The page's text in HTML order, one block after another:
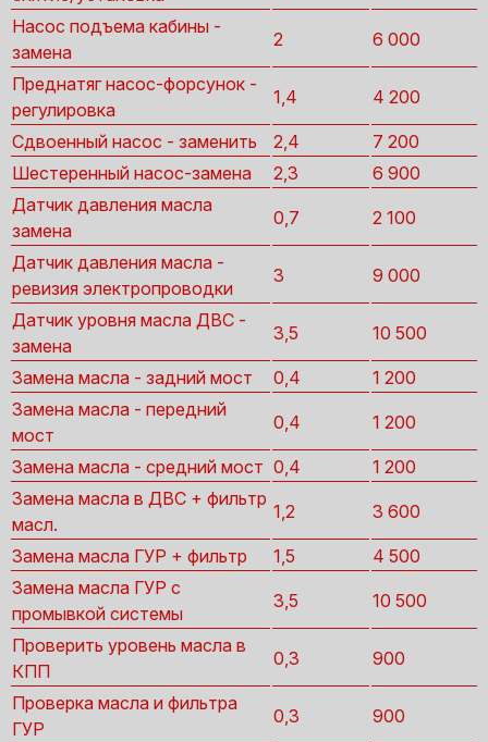
Насос подъема кабины -
замена
2 6 000
Преднатяг насос-форсунок -
регулировка
1,4 4 200
Сдвоенный насос - заменить 2,4
7 200
Шестеренный насос-замена
2,3
6 900
Датчик давления масла
замена
0,7 2 100
Датчик давления масла -
ревизия электропроводки
3 9 000
Датчик уровня масла ДВС -
замена
3,5 10 500
Замена масла - задний мост 0,4
1 200
Замена масла - передний
мост
0,4 1 200
Замена масла - средний мост 0,4
1 200
Замена масла в ДВС + фильтр
масл.
1,2 3 600
Замена масла ГУР + фильтр 1,5
4 500
Замена масла ГУР с
промывкой системы
3,5 10 500
Проверить уровень масла в
КПП
0,3 900
Проверка масла и фильтра
ГУР
0,3 900